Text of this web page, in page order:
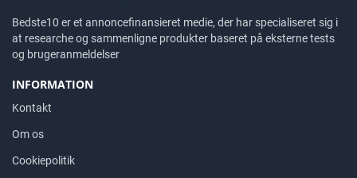
Bedste10 er et annoncefinansieret medie, der har specialiseret sig i
at researche og sammenligne produkter baseret på eksterne tests
og brugeranmeldelser
INFORMATION
Kontakt
Om os
Cookiepolitik